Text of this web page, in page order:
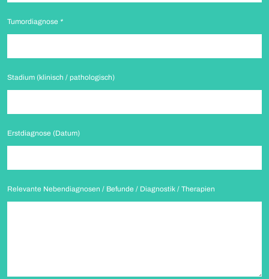
Tumordiagnose *
Stadium (klinisch / pathologisch)
Erstdiagnose (Datum)
Relevante Nebendiagnosen / Befunde / Diagnostik / Therapien